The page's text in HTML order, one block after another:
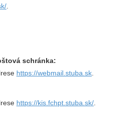
schránka:
https://webmail.stuba.sk
https://kis.fchpt.stuba.sk/